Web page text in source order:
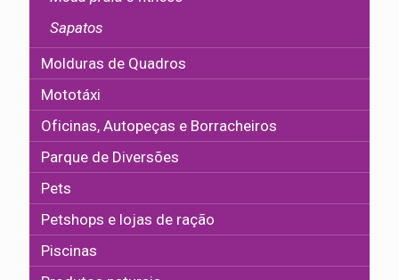
Sapatos
Molduras de Quadros
Mototáxi
Oficinas, Autopeças e Borracheiros
Parque de Diversões
Pets
Petshops e lojas de ração
Piscinas